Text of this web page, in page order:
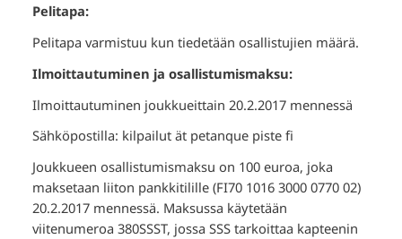
Pelitapa:
Pelitapa varmistuu kun tiedetään osallistujien määrä.
Ilmoittautuminen ja osallistumismaksu:
Ilmoittautuminen joukkueittain 20.2.2017 mennessä
Sähköpostilla: kilpailut ät petanque piste fi
Joukkueen osallistumismaksu on 100 euroa, joka
maksetaan liiton pankkitilille (FI70 1016 3000 0770 02)
20.2.2017 mennessä. Maksussa käytetään
viitenumeroa 380SSST, jossa SSS tarkoittaa kapteenin